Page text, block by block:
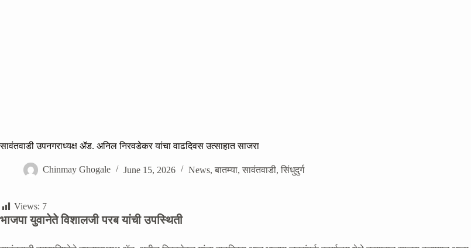
सावंतवाडी उपनगराध्यक्ष ॲड. अनिल निरवडेकर यांचा वाढदिवस उत्साहात साजरा
Chinmay Ghogale June 15, 2026 News, बातम्या, सावंतवाडी, सिंधुदुर्ग
Views: 7
भाजपा युवानेते विशालजी परब यांची उपस्थिती